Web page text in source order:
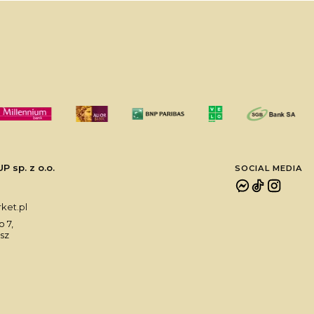
sp. z o.o.
7,
SOCIAL MEDIA